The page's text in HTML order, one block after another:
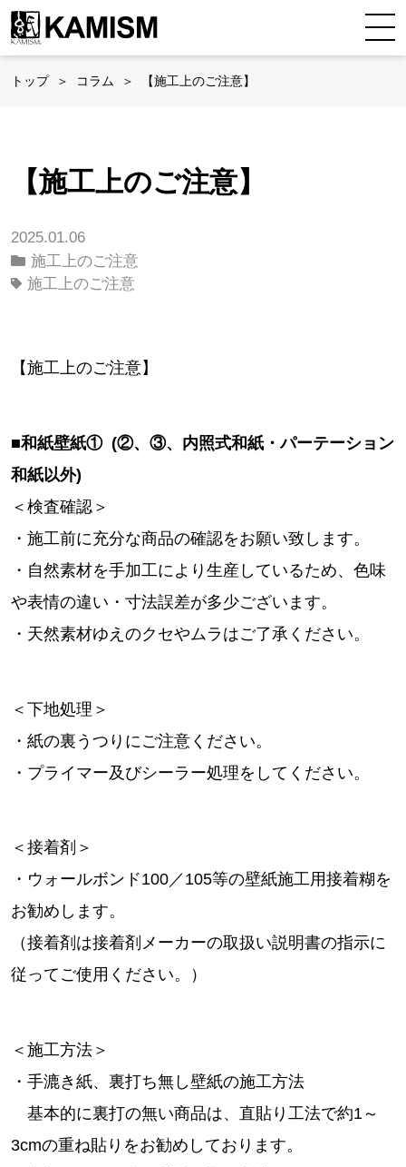
トップ コラム 【施工上のご注意】
【施工上のご注意】
2025.01.06
施工上のご注意
施工上のご注意
【施工上のご注意】
■和紙壁紙① (②、③、内照式和紙・パーテーション
和紙以外)
＜検査確認＞
・施工前に充分な商品の確認をお願い致します。
・自然素材を手加工により生産しているため、色味
や表情の違い・寸法誤差が多少ございます。
・天然素材ゆえのクセやムラはご了承ください。
＜下地処理＞
・紙の裏うつりにご注意ください。
・プライマー及びシーラー処理をしてください。
＜接着剤＞
・ウォールボンド100／105等の壁紙施工用接着糊を
お勧めします。
（接着剤は接着剤メーカーの取扱い説明書の指示に
従ってご使用ください。）
＜施工方法＞
・手漉き紙、裏打ち無し壁紙の施工方法
基本的に裏打の無い商品は、直貼り工法で約1～
3cmの重ね貼りをお勧めしております。